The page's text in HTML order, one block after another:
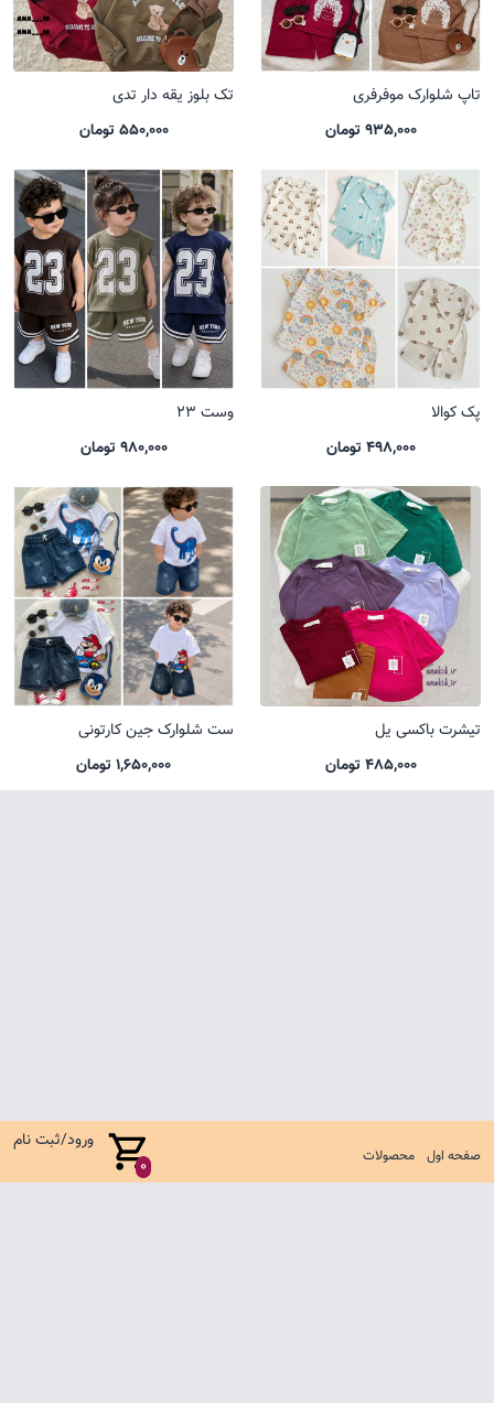
صفحه اول محصولات 0
ورود/ثبت نام
تاپ شلوارک موفرفری
935,000 تومان
تک بلوز یقه دار تدی
550,000 تومان
پک کوالا
498,000 تومان
وست 23
980,000 تومان
تیشرت باکسی یل
485,000 تومان
ست شلوارک جین کارتونی
1,650,000 تومان